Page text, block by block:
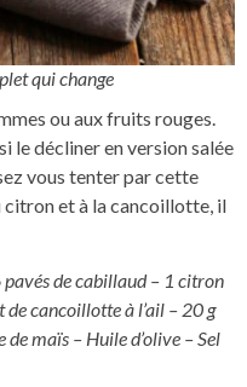
qui change
ou aux fruits rouges.
le décliner en version salée
vous tenter par cette
et à la cancoillotte, il
de cabillaud – 1 citron
cancoillotte à l’ail – 20 g
de maïs – Huile d’olive – Sel